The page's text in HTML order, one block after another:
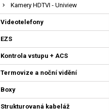
Kamery HDTVI - Uniview
Videotelefony
EZS
Kontrola vstupu + ACS
Termovize a noční vidění
Boxy
Strukturovaná kabeláž